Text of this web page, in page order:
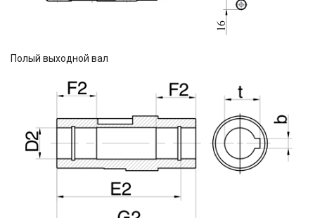
Полый выходной вал